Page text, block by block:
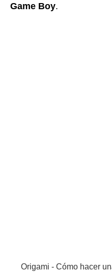
Game Boy.
Origami - Cómo hacer